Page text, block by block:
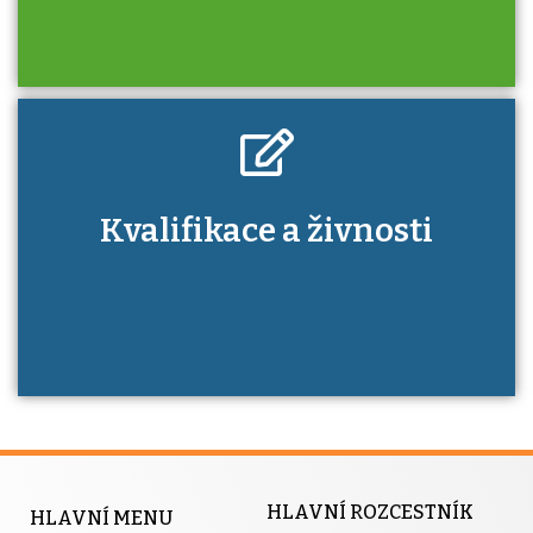
Kdo je to autorizovaná osoba a jaké výhody
má získání autorizace?
Kvalifikace a živnosti
HLAVNÍ MENU HLAVNÍ ROZCESTNÍK